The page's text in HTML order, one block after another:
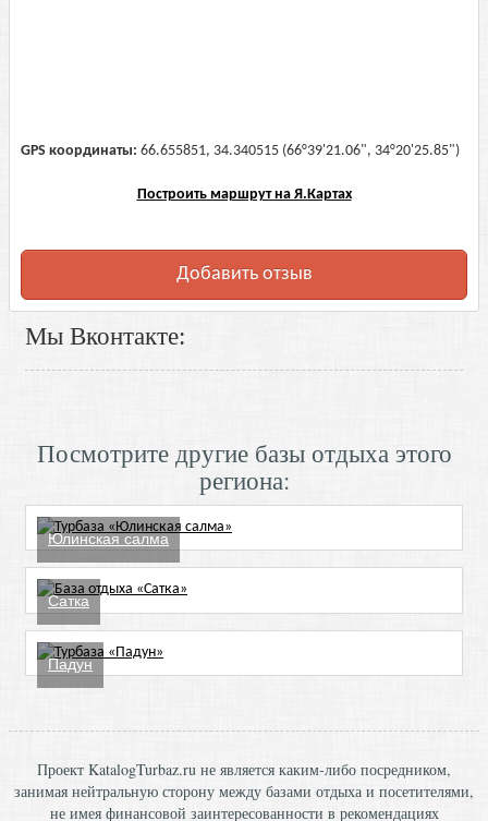
GPS координаты: 66.655851, 34.340515 (66°39'21.06", 34°20'25.85")
Построить маршрут на Я.Картах
Добавить отзыв
Мы Вконтакте:
Посмотрите другие базы отдыха этого
региона:
Юлинская салма
Сатка
Падун
Проект KatalogTurbaz.ru не является каким-либо посредником,
занимая нейтральную сторону между базами отдыха и посетителями,
не имея финансовой заинтересованности в рекомендациях